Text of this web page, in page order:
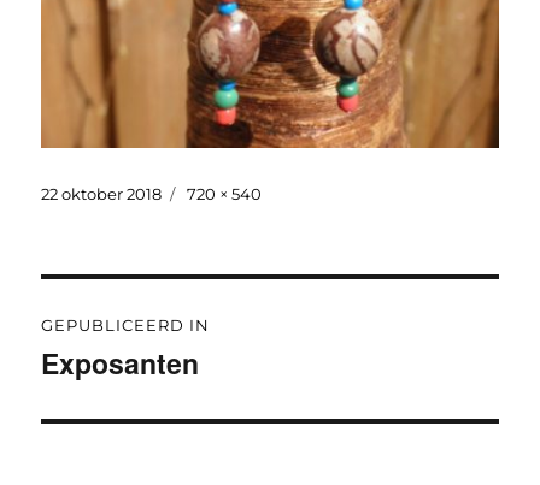
Geplaatst
22 oktober 2018
Volledige
720 × 540
navigatie
GEPUBLICEERD IN
Exposanten